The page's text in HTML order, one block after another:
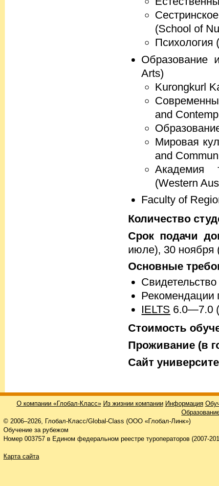
(School of
Психология
Образование
Arts)
Kurongkurl
and
Мировая
and
Академия
(Western
Faculty of
Количество
Срок подачи
июле), 30 ноября
Основные
Рекомендации
IELTS 6.0—7.0
Стоимость
Проживание (в
Cайт
О компании «Глобал-Класс» Из жизнии компании Информация
© 2006–2026, Глобал-Класс/Global-Class (ООО «Глобал-Линк»)
Обучение за рубежом
Номер 003757 в Едином федеральном реестре туроператоров (2007-
Карта сайта